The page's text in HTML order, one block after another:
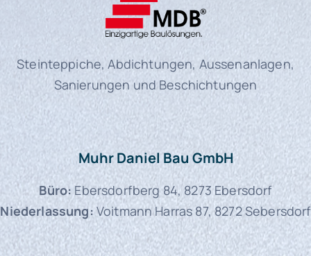
Steinteppiche, Abdichtungen, Aussenanlagen,
Sanierungen und Beschichtungen
Muhr Daniel Bau GmbH
Büro: Ebersdorfberg 84, 8273 Ebersdorf
Niederlassung: Voitmann Harras 87, 8272 Sebersdorf